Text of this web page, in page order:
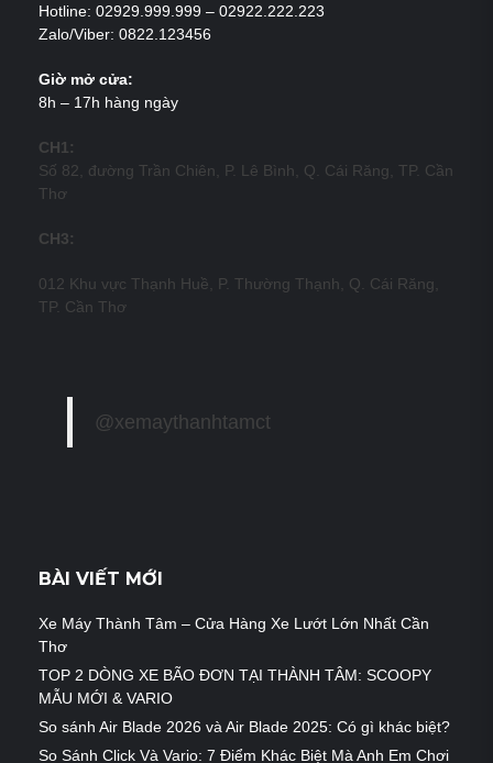
Hotline: 02929.999.999 – 02922.222.223
Zalo/Viber: 0822.123456
Giờ mở cửa:
8h – 17h hàng ngày
CH1:
Số 82, đường Trần Chiên, P. Lê Bình, Q. Cái Răng, TP. Cần
Thơ
CH3:
012 Khu vực Thạnh Huề, P. Thường Thạnh, Q. Cái Răng,
TP. Cần Thơ
@xemaythanhtamct
BÀI VIẾT MỚI
Xe Máy Thành Tâm – Cửa Hàng Xe Lướt Lớn Nhất Cần
Thơ
TOP 2 DÒNG XE BÃO ĐƠN TẠI THÀNH TÂM: SCOOPY
MẪU MỚI & VARIO
So sánh Air Blade 2026 và Air Blade 2025: Có gì khác biệt?
So Sánh Click Và Vario: 7 Điểm Khác Biệt Mà Anh Em Chơi